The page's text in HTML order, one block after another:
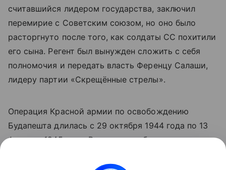
считавшийся лидером государства, заключил
перемирие с Советским союзом, но оно было
расторгнуто после того, как солдаты СС похитили
его сына. Регент был вынужден сложить с себя
полномочия и передать власть Ференцу Салаши,
лидеру партии «Скрещённые стрелы».
Операция Красной армии по освобождению
Будапешта длилась с 29 октября 1944 года по 13
февраля 1945 года. В результате была уничтожена